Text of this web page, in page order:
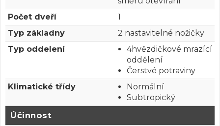
Počet dveří
1
Typ základny
2 nastavitelné nožičky
Typ oddelení
4hvězdičkové mrazící
oddělení
Čerstvé potraviny
Klimatické třídy
Normální
Subtropický
Účinnost